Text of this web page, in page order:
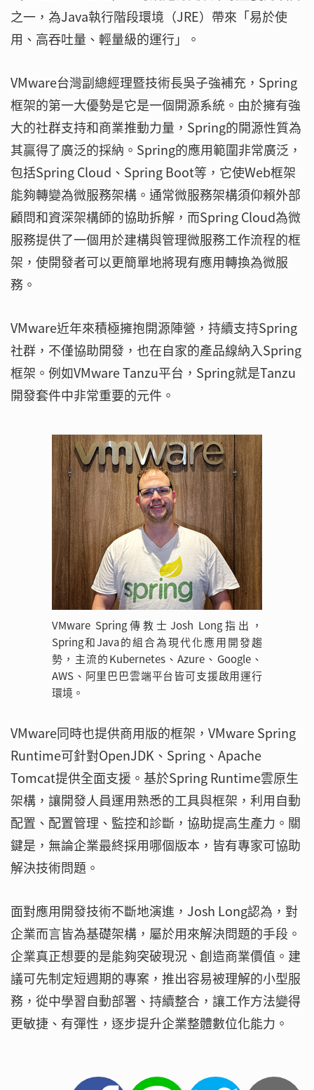
之一，為Java執行階段環境（JRE）帶來「易於使
用、高吞吐量、輕量級的運行」。
VMware台灣副總經理暨技術長吳子強補充，Spring
框架的第一大優勢是它是一個開源系統。由於擁有強
大的社群支持和商業推動力量，Spring的開源性質為
其贏得了廣泛的採納。Spring的應用範圍非常廣泛，
包括Spring Cloud、Spring Boot等，它使Web框架
能夠轉變為微服務架構。通常微服務架構須仰賴外部
顧問和資深架構師的協助拆解，而Spring Cloud為微
服務提供了一個用於建構與管理微服務工作流程的框
架，使開發者可以更簡單地將現有應用轉換為微服
務。
VMware近年來積極擁抱開源陣營，持續支持Spring
社群，不僅協助開發，也在自家的產品線納入Spring
框架。例如VMware Tanzu平台，Spring就是Tanzu
開發套件中非常重要的元件。
VMware Spring傳教士Josh Long指出，
Spring和Java的組合為現代化應用開發趨
勢，主流的Kubernetes、Azure、Google、
AWS、阿里巴巴雲端平台皆可支援啟用運行
環境。
VMware同時也提供商用版的框架，VMware Spring
Runtime可針對OpenJDK、Spring、Apache
Tomcat提供全面支援。基於Spring Runtime雲原生
架構，讓開發人員運用熟悉的工具與框架，利用自動
配置、配置管理、監控和診斷，協助提高生產力。關
鍵是，無論企業最終採用哪個版本，皆有專家可協助
解決技術問題。
面對應用開發技術不斷地演進，Josh Long認為，對
企業而言皆為基礎架構，屬於用來解決問題的手段。
企業真正想要的是能夠突破現況、創造商業價值。建
議可先制定短週期的專案，推出容易被理解的小型服
務，從中學習自動部署、持續整合，讓工作方法變得
更敏捷、有彈性，逐步提升企業整體數位化能力。